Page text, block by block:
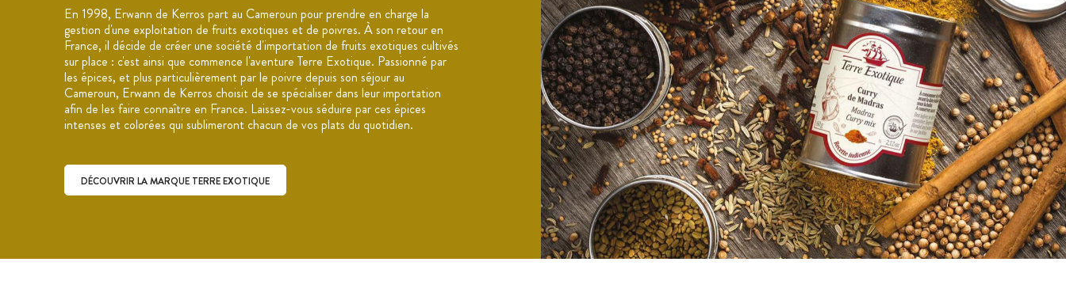
En 1998, Erwann de Kerros part au Cameroun pour prendre en charge la
gestion d'une exploitation de fruits exotiques et de poivres. À son retour en
France, il décide de créer une société d'importation de fruits exotiques cultivés
sur place : c'est ainsi que commence l'aventure Terre Exotique. Passionné par
les épices, et plus particulièrement par le poivre depuis son séjour au
Cameroun, Erwann de Kerros choisit de se spécialiser dans leur importation
afin de les faire connaître en France. Laissez-vous séduire par ces épices
intenses et colorées qui sublimeront chacun de vos plats du quotidien.
DÉCOUVRIR LA MARQUE TERRE EXOTIQUE